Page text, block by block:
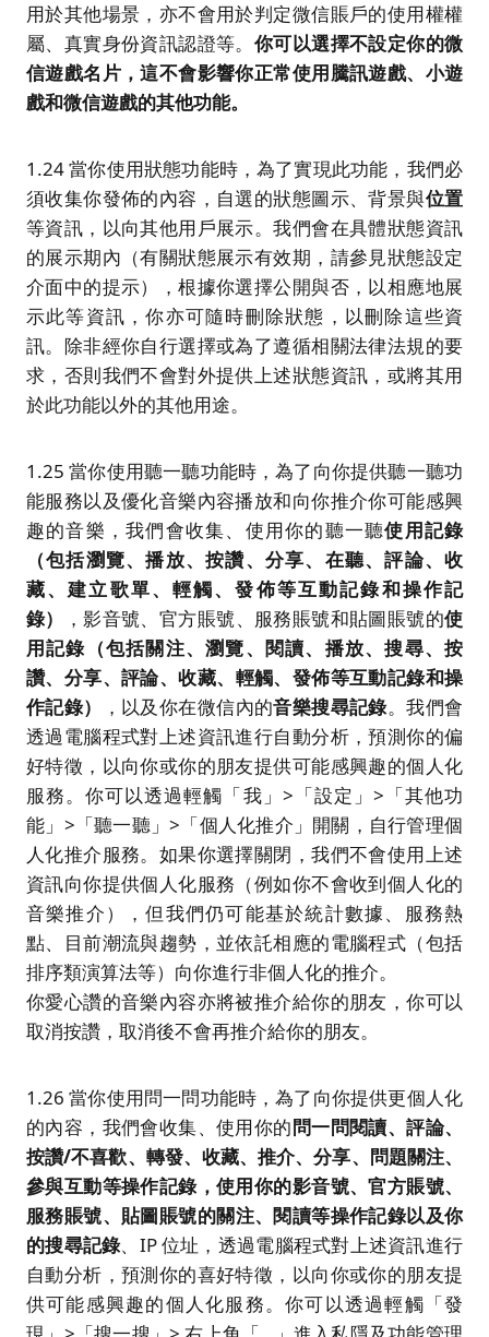
用於其他場景，亦不會用於判定微信賬戶的使用權權
屬、真實身份資訊認證等。你可以選擇不設定你的微
信遊戲名片，這不會影響你正常使用騰訊遊戲、小遊
戲和微信遊戲的其他功能。
1.24 當你使用狀態功能時，為了實現此功能，我們必
須收集你發佈的內容，自選的狀態圖示、背景與位置
等資訊，以向其他用戶展示。我們會在具體狀態資訊
的展示期內（有關狀態展示有效期，請參見狀態設定
介面中的提示），根據你選擇公開與否，以相應地展
示此等資訊，你亦可隨時刪除狀態，以刪除這些資
訊。除非經你自行選擇或為了遵循相關法律法規的要
求，否則我們不會對外提供上述狀態資訊，或將其用
於此功能以外的其他用途。
1.25 當你使用聽一聽功能時，為了向你提供聽一聽功
能服務以及優化音樂內容播放和向你推介你可能感興
趣的音樂，我們會收集、使用你的聽一聽使用記錄
（包括瀏覽、播放、按讚、 分享、在聽、評論、收
藏、建立歌單、輕觸、發佈等互動記錄和操作記
錄）
，影音號、官方賬號、服務賬號和貼圖賬號的使
用記錄（包括關注、瀏覽、閱讀、播放、搜尋、按
讚、 分享、評論、收藏、輕觸、發佈等互動記錄和操
作記錄）
，以及你在微信內的音樂搜尋記錄。我們會
透過電腦程式對上述資訊進行自動分析，預測你的偏
好特徵，以向你或你的朋友提供可能感興趣的個人化
服務。你可以透過輕觸「我」>「設定」>「其他功
能」>「聽一聽」>「個人化推介」開關，自行管理個
人化推介服務。如果你選擇關閉，我們不會使用上述
資訊向你提供個人化服務（例如你不會收到個人化的
音樂推介），但我們仍可能基於統計數據、服務熱
點、目前潮流與趨勢，並依託相應的電腦程式（包括
排序類演算法等）向你進行非個人化的推介。
你愛心讚的音樂內容亦將被推介給你的朋友，你可以
取消按讚，取消後不會再推介給你的朋友。
1.26 當你使用問一問功能時，為了向你提供更個人化
的內容，我們會收集、使用你的問一問閱讀、評論、
按讚/不喜歡、轉發、收藏、推介、分享、問題關注、
參與互動等操作記錄，使用你的影音號、官方賬號、
服務賬號、 貼圖賬號的關注、閱讀等操作記錄以及你
的搜尋記錄、IP 位址，透過電腦程式對上述資訊進行
自動分析，預測你的喜好特徵，以向你或你的朋友提
供可能感興趣的個人化服務。你可以透過輕觸「發